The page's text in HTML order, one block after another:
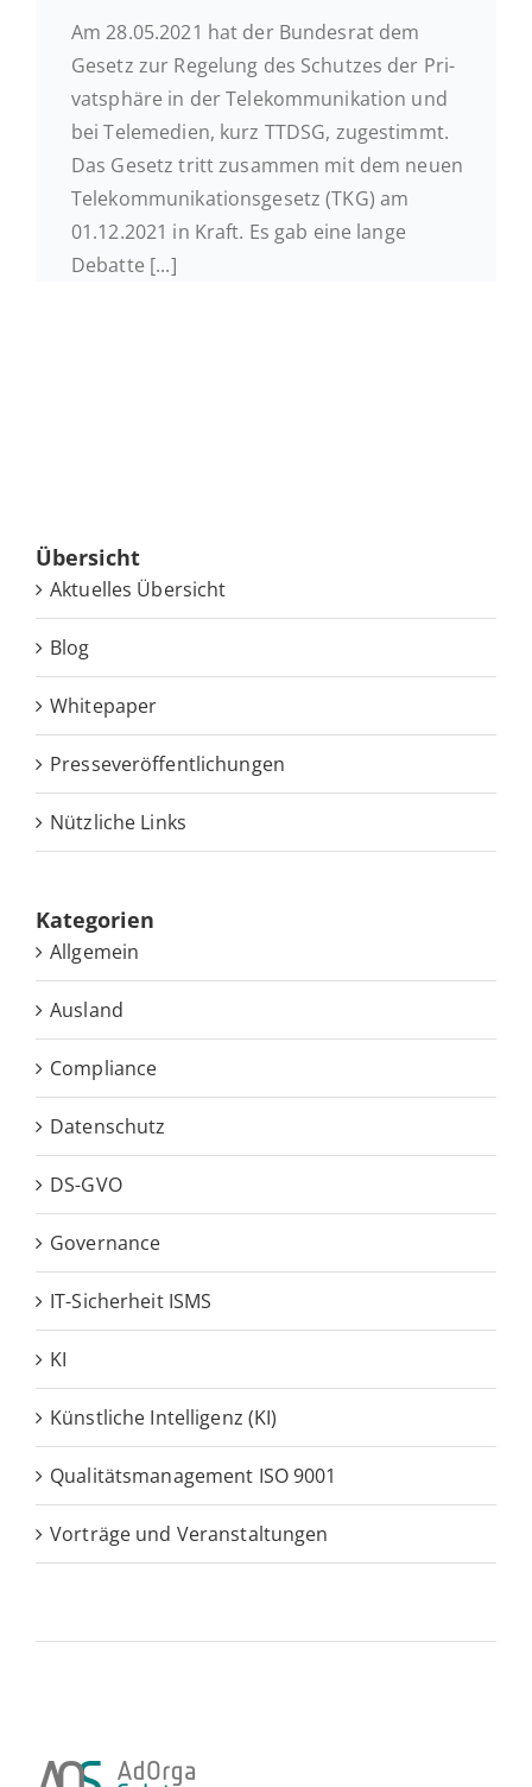
Am 28.05.2021 hat der Bun­des­rat dem
Gesetz zur Re­ge­lung des Schut­zes der Pri­
vat­sphä­re in der Te­le­kom­mu­ni­ka­ti­on und
bei Te­le­me­di­en, kurz TTDSG, zu­ge­stimmt.
Das Gesetz tritt zu­sam­men mit dem neuen
Te­le­kom­mu­ni­ka­ti­ons­ge­setz (TKG) am
01.12.2021 in Kraft. Es gab eine lange
Debatte [...]
Über­sicht
Ak­tu­el­les Übersicht
Blog
White­pa­per
Pres­se­ver­öf­fent­li­chun­gen
Nütz­li­che Links
Ka­te­go­rien
Allgemein
Ausland
Compliance
Datenschutz
DS-GVO
Governance
IT-Sicherheit ISMS
KI
Künstliche Intelligenz (KI)
Qualitätsmanagement ISO 9001
Vorträge und Veranstaltungen